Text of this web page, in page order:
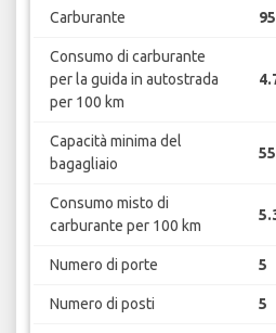
Carburante 95
Consumo di carburante
per la guida in autostrada
per 100 km
Capacità minima del
bagagliaio
Consumo misto di
carburante per 100 km
Numero di porte 5
Numero di posti 5